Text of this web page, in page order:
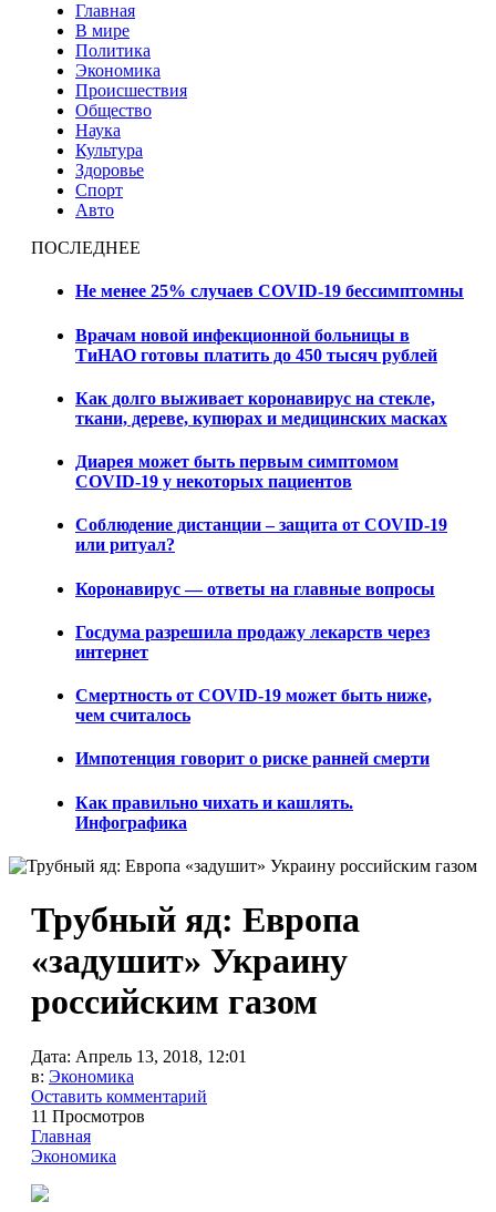
Главная
В мире
Политика
Экономика
Происшествия
Общество
Наука
Культура
Здоровье
Спорт
Авто
ПОСЛЕДНЕЕ
Не менее 25% случаев COVID-19 бессимптомны
Врачам новой инфекционной больницы в
ТиНАО готовы платить до 450 тысяч рублей
Как долго выживает коронавирус на стекле,
ткани, дереве, купюрах и медицинских масках
Диарея может быть первым симптомом
COVID-19 у некоторых пациентов
Соблюдение дистанции – защита от COVID-19
или ритуал?
Коронавирус — ответы на главные вопросы
Госдума разрешила продажу лекарств через
интернет
Смертность от COVID-19 может быть ниже,
чем считалось
Импотенция говорит о риске ранней смерти
Как правильно чихать и кашлять.
Инфографика
Трубный яд: Европа
«задушит» Украину
российским газом
Дата: Апрель 13, 2018, 12:01
в: Экономика
Оставить комментарий
11 Просмотров
Главная
Экономика